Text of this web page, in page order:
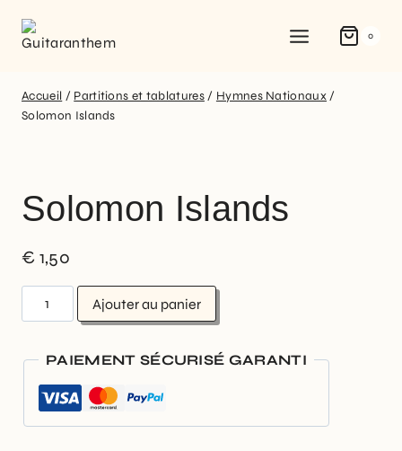
0
Accueil / Partitions et tablatures / Hymnes Nationaux /
Solomon Islands
Solomon Islands
€ 1,50
Ajouter au panier
PAIEMENT SÉCURISÉ GARANTI